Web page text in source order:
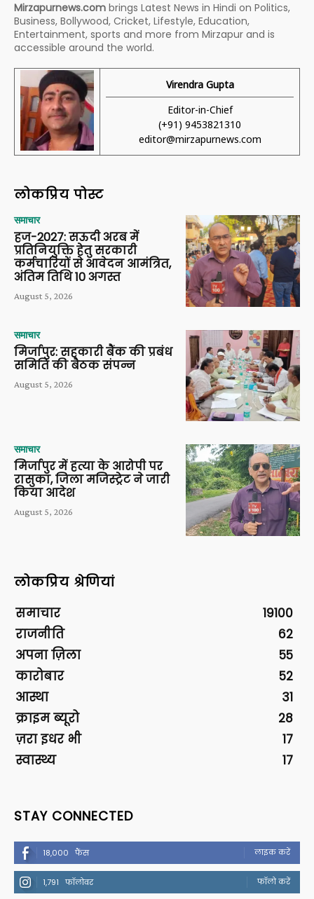
Mirzapurnews.com brings Latest News in Hindi on Politics,
Business, Bollywood, Cricket, Lifestyle, Education,
Entertainment, sports and more from Mirzapur and is
accessible around the world.
Virendra Gupta
Editor-in-Chief
(+91) 9453821310
editor@mirzapurnews.com
लोकप्रिय पोस्ट
समाचार
हज-2027: सऊदी अरब में
प्रतिनियुक्ति हेतु सरकारी
कर्मचारियों से आवेदन आमंत्रित,
अंतिम तिथि 10 अगस्त
August 5, 2026
समाचार
मिर्जापुर: सहकारी बैंक की प्रबंध
समिति की बैठक संपन्न
August 5, 2026
समाचार
मिर्जापुर में हत्या के आरोपी पर
रासुका, जिला मजिस्ट्रेट ने जारी
किया आदेश
August 5, 2026
लोकप्रिय श्रेणियां
समाचार
19100
राजनीति
62
अपना ज़िला
55
कारोबार
52
आस्था
31
क्राइम ब्यूरो
28
ज़रा इधर भी
17
स्वास्थ्य
17
STAY CONNECTED
18,000 फैंस लाइक करें
1,791 फॉलोवर फॉलो करें